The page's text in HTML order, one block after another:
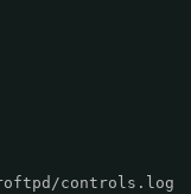
controls.log